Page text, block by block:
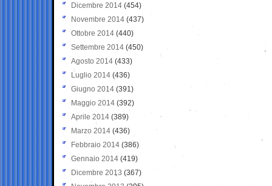
Dicembre 2014 (454)
Novembre 2014 (437)
Ottobre 2014 (440)
Settembre 2014 (450)
Agosto 2014 (433)
Luglio 2014 (436)
Giugno 2014 (391)
Maggio 2014 (392)
Aprile 2014 (389)
Marzo 2014 (436)
Febbraio 2014 (386)
Gennaio 2014 (419)
Dicembre 2013 (367)